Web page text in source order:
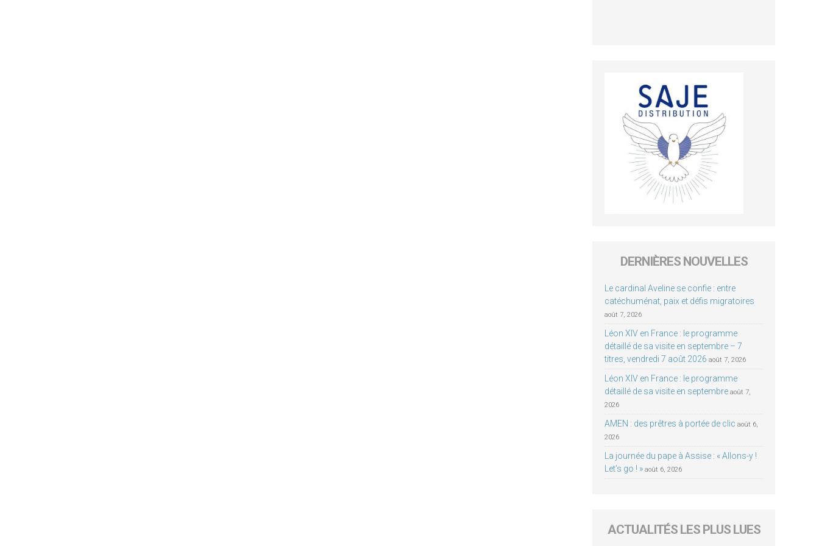
DERNIÈRES NOUVELLES
Le cardinal Aveline se confie : entre
catéchuménat, paix et défis migratoires
août 7, 2026
Léon XIV en France : le programme
détaillé de sa visite en septembre – 7
titres, vendredi 7 août 2026 août 7, 2026
Léon XIV en France : le programme
détaillé de sa visite en septembre août 7,
2026
AMEN : des prêtres à portée de clic août 6,
2026
La journée du pape à Assise : « Allons-y !
Let’s go ! » août 6, 2026
ACTUALITÉS LES PLUS LUES